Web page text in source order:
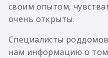
своим опытом,
очень открыты.
Специалисты
нам информацию о